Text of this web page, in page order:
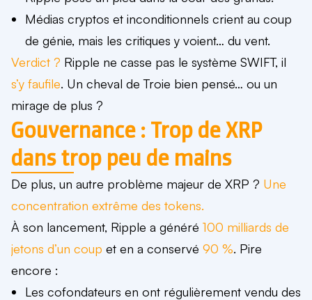
Médias cryptos et inconditionnels crient au coup
de génie, mais les critiques y voient… du vent.
Verdict ? Ripple ne casse pas le système SWIFT, il
s’y faufile. Un cheval de Troie bien pensé… ou un
mirage de plus ?
Gouvernance : Trop de XRP
dans trop peu de mains
De plus, un autre problème majeur de XRP ? Une
concentration extrême des tokens.
À son lancement, Ripple a généré 100 milliards de
jetons d’un coup et en a conservé 90 %. Pire
encore :
Les cofondateurs en ont régulièrement vendu des